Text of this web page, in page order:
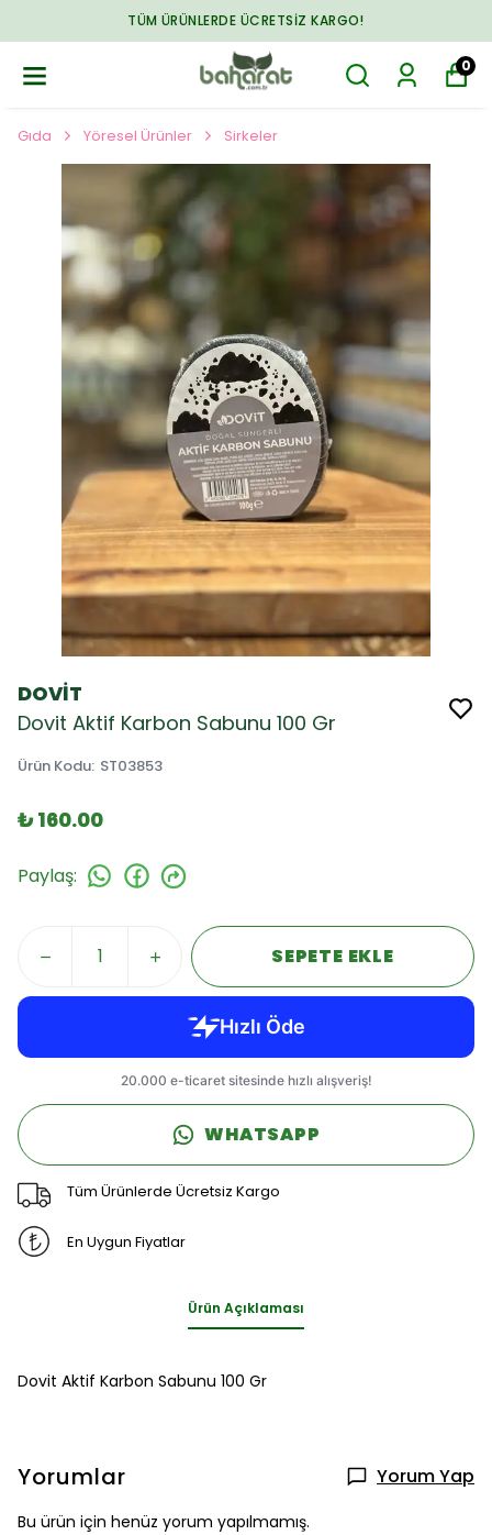
TÜM ÜRÜNLERDE ÜCRETSIZ KARGO!
0
Gıda Yöresel Ürünler Sirkeler
DOVİT
Dovit Aktif Karbon Sabunu 100 Gr
Ürün Kodu: ST03853
₺ 160.00
Paylaş:
SEPETE EKLE
WHATSAPP
Tüm Ürünlerde Ücretsiz Kargo
En Uygun Fiyatlar
Ürün Açıklaması
Dovit Aktif Karbon Sabunu 100 Gr
Yorumlar Yorum Yap
Bu ürün için henüz yorum yapılmamış.